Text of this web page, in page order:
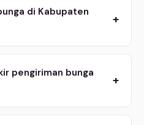
di Kabupaten
+
pengiriman bunga
+